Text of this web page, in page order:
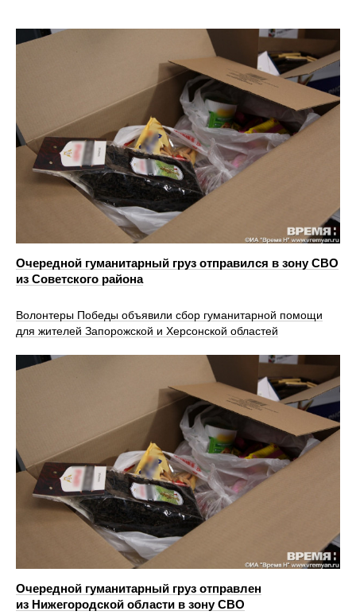
Очередной гуманитарный груз отправился в зону СВО
из Советского района
Волонтеры Победы объявили сбор гуманитарной помощи
для жителей Запорожской и Херсонской областей
Очередной гуманитарный груз отправлен
из Нижегородской области в зону СВО